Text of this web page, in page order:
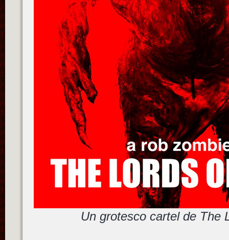
Un grotesco cartel de The